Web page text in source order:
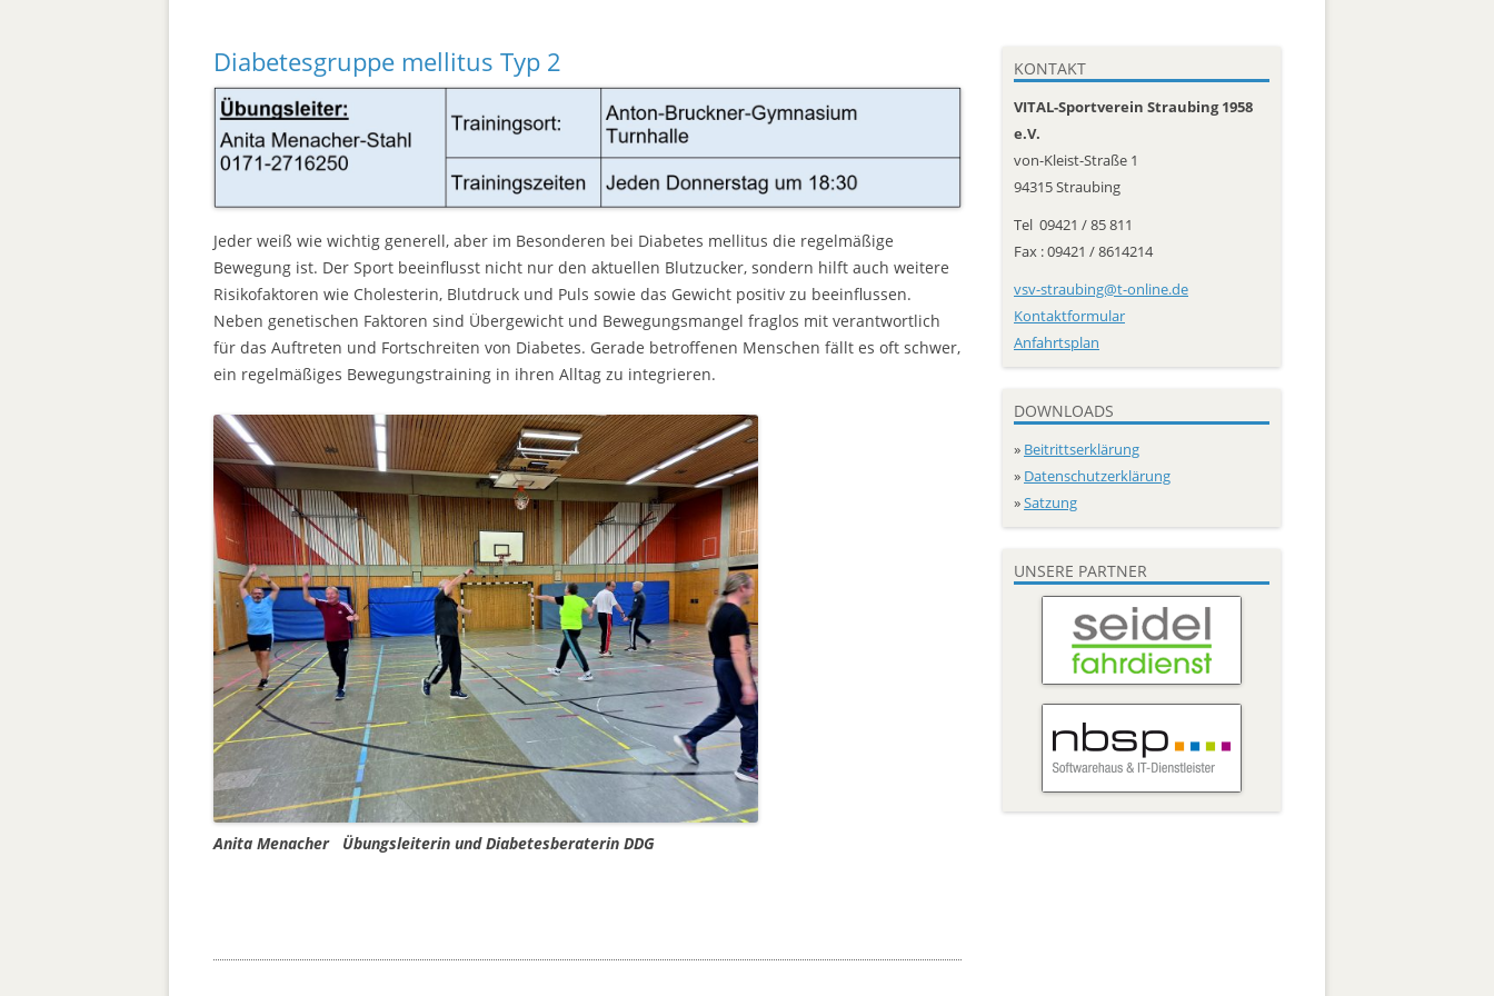
Post-Covid-Sportgruppe
Reha bei seelischen Beschwerden
Trainer
Diabetesgruppe mellitus Typ 2
Jeder weiß wie wichtig generell, aber im Besonderen bei Diabetes mellitus die regelmäßige
Bewegung ist. Der Sport beeinflusst nicht nur den aktuellen Blutzucker, sondern hilft auch weitere
Risikofaktoren wie Cholesterin, Blutdruck und Puls sowie das Gewicht positiv zu beeinflussen.
Neben genetischen Faktoren sind Übergewicht und Bewegungsmangel fraglos mit verantwortlich
für das Auftreten und Fortschreiten von Diabetes. Gerade betroffenen Menschen fällt es oft schwer,
ein regelmäßiges Bewegungstraining in ihren Alltag zu integrieren.
Anita Menacher Übungsleiterin und Diabetesberaterin DDG
KONTAKT
VITAL-Sportverein Straubing 1958
e.V.
von-Kleist-Straße 1
94315 Straubing
Tel 09421 / 85 811
Fax : 09421 / 8614214
vsv-straubing@t-online.de
Kontaktformular
Anfahrtsplan
DOWNLOADS
» Beitrittserklärung
» Datenschutzerklärung
»Satzung
UNSERE PARTNER